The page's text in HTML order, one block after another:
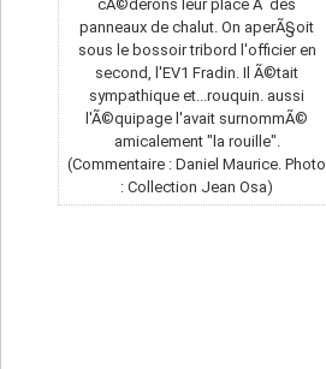
cÃ©derons leur place Ã des
panneaux de chalut. On aperÃ§oit
sous le bossoir tribord l'officier en
second, l'EV1 Fradin. Il Ã©tait
sympathique et...rouquin. aussi
l'Ã©quipage l'avait surnommÃ©
amicalement "la rouille".
(Commentaire : Daniel Maurice. Photo
: Collection Jean Osa)